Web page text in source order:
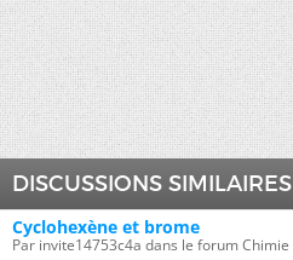
DISCUSSIONS SIMILAIRES
Cyclohexène et brome
Par invite14753c4a dans le forum Chimie